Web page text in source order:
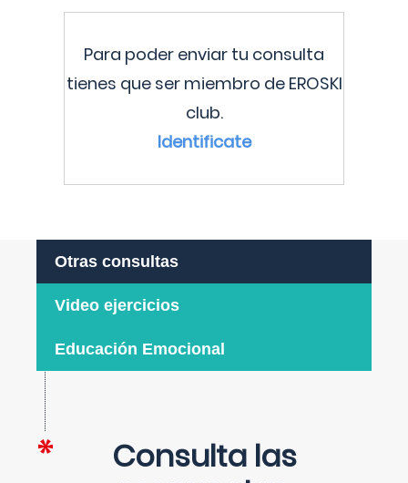
Para poder enviar tu consulta
tienes que ser miembro de EROSKI
club.
Identificate
Otras consultas
Video ejercicios
Educación Emocional
Consulta las